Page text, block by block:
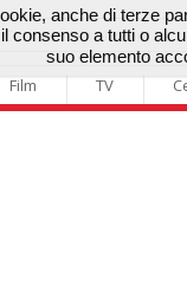
Film TV
anche di terze
consenso a tutti o
suo elemento